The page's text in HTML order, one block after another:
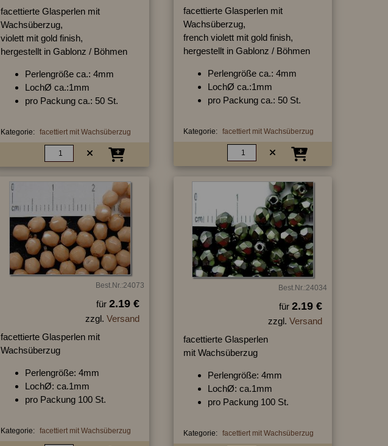
facettierte Glasperlen mit
Wachsüberzug,
violett mit gold finish,
hergestellt in Gablonz / Böhmen
Perlengröße ca.: 4mm
LochØ ca.:1mm
pro Packung ca.: 50 St.
Kategorie: facettiert mit Wachsüberzug
facettierte Glasperlen mit
Wachsüberzug,
french violett mit gold finish,
hergestellt in Gablonz / Böhmen
Perlengröße ca.: 4mm
LochØ ca.:1mm
pro Packung ca.: 50 St.
Kategorie: facettiert mit Wachsüberzug
Best.Nr.:24073
für 2.19 €
zzgl. Versand
facettierte Glasperlen mit
Wachsüberzug
Perlengröße: 4mm
LochØ: ca.1mm
pro Packung 100 St.
Kategorie: facettiert mit Wachsüberzug
Best.Nr.:24034
für 2.19 €
zzgl. Versand
facettierte Glasperlen
mit Wachsüberzug
Perlengröße: 4mm
LochØ: ca.1mm
pro Packung 100 St.
Kategorie: facettiert mit Wachsüberzug